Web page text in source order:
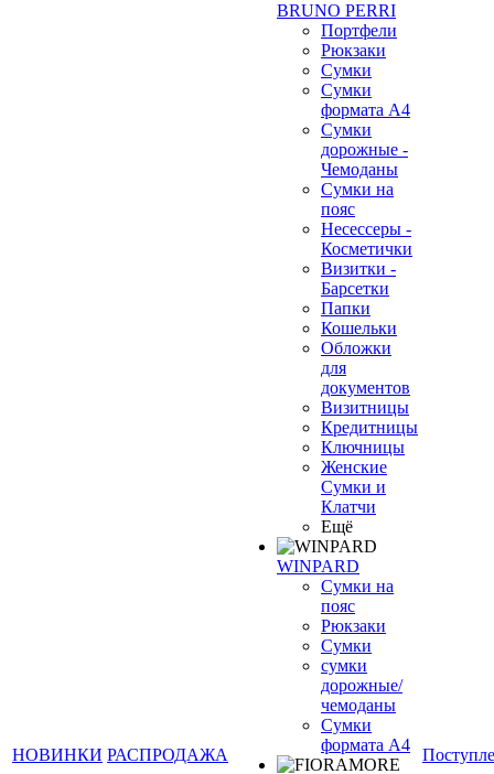
НОВИНКИ РАСПРОДАЖА
BRUNO PERRI
Портфели
Рюкзаки
Сумки
Сумки
формата А4
Сумки
дорожные -
Чемоданы
Сумки на
пояс
Несессеры -
Косметички
Визитки -
Барсетки
Папки
Кошельки
Обложки
для
документов
Визитницы
Кредитницы
Ключницы
Женские
Сумки и
Клатчи
Ещё
WINPARD
Сумки на
пояс
Рюкзаки
Сумки
сумки
дорожные/
чемоданы
Сумки
формата А4